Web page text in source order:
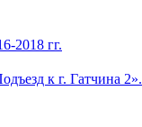
2018 гг.
к г. Гатчина 2».